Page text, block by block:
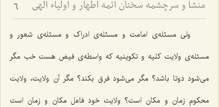
منشا و سرچشمه سخنان ائمه اطهار و اولیاء الهی 6
ولی مسئله‌ی امامت و مسئله‌ی ادراک و مسئله‌ی شعور و
مسئله‌ی ولایت کلیه و تکوینیه که واسطه‌ی فیض هست خب مگر
می‌شود دوتا باشد؟ مگر می‌شود فرق بکند؟ مگر آن ولایت، ولایت
محکوم زمان و مکان است؟ ولایت خود فاعل مکان و زمان است